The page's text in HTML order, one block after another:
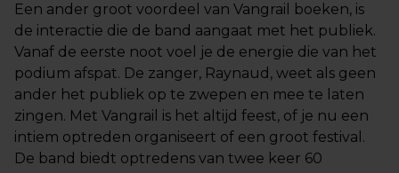
Een ander groot voordeel van Vangrail boeken, is
de interactie die de band aangaat met het publiek.
Vanaf de eerste noot voel je de energie die van het
podium afspat. De zanger, Raynaud, weet als geen
ander het publiek op te zwepen en mee te laten
zingen. Met Vangrail is het altijd feest, of je nu een
intiem optreden organiseert of een groot festival.
De band biedt optredens van twee keer 60